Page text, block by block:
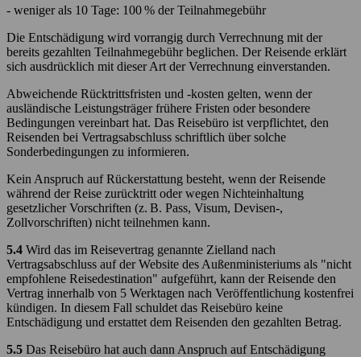
- weniger als 10 Tage: 100 % der Teilnahmegebühr
Die Entschädigung wird vorrangig durch Verrechnung mit der
bereits gezahlten Teilnahmegebühr beglichen. Der Reisende erklärt
sich ausdrücklich mit dieser Art der Verrechnung einverstanden.
Abweichende Rücktrittsfristen und -kosten gelten, wenn der
ausländische Leistungsträger frühere Fristen oder besondere
Bedingungen vereinbart hat. Das Reisebüro ist verpflichtet, den
Reisenden bei Vertragsabschluss schriftlich über solche
Sonderbedingungen zu informieren.
Kein Anspruch auf Rückerstattung besteht, wenn der Reisende
während der Reise zurücktritt oder wegen Nichteinhaltung
gesetzlicher Vorschriften (z. B. Pass, Visum, Devisen-,
Zollvorschriften) nicht teilnehmen kann.
5.4 Wird das im Reisevertrag genannte Zielland nach
Vertragsabschluss auf der Website des Außenministeriums als "nicht
empfohlene Reisedestination" aufgeführt, kann der Reisende den
Vertrag innerhalb von 5 Werktagen nach Veröffentlichung kostenfrei
kündigen. In diesem Fall schuldet das Reisebüro keine
Entschädigung und erstattet dem Reisenden den gezahlten Betrag.
5.5 Das Reisebüro hat auch dann Anspruch auf Entschädigung